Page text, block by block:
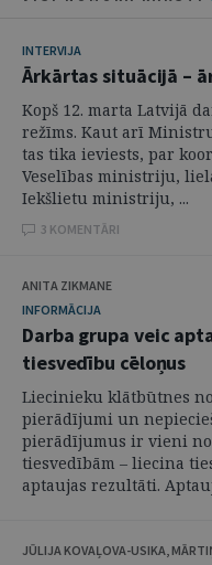
INTERVIJA
Ārkārtas situācijā –
Kopš 12. marta Latvijā
režīms. Kaut arī
tas tika ieviests, par
Veselības ministriju,
Iekšlietu ministriju, ...
3 KOMENTĀRI
ANITA ZIKMANE
INFORMĀCIJA
Darba grupa veic
tiesvedību cēloņus
Liecinieku klātbūtnes
pierādījumi un
pierādījumus ir vieni no
tiesvedībām – liecina
aptaujas rezultāti.
JŪLIJA KOVAĻOVA-USIKA,